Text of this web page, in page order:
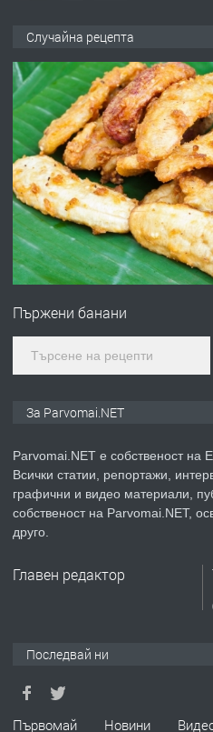
ПРЕДЛАГА
Първи
Войвода"
ПРЕДЛАГА
ПРЕДЛАГА
Продавам
Случайна рецепта
Пържени банани
За Parvomai.NET
Parvomai.NET е собственост
Всички статии, репортажи,
графични и видео материали,
собственост на Parvomai.NET,
друго.
Главен редактор
Последвай ни
Първомай Новини